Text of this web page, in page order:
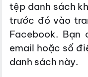
tệp danh sách
trước đó vào
Facebook. Bạn
email hoặc số
danh sách này.